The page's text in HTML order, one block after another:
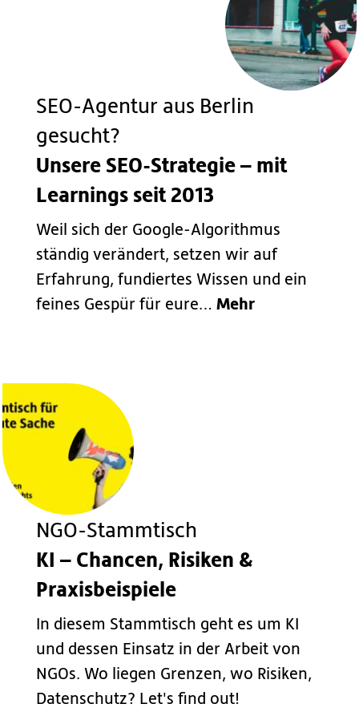
SEO-Agentur aus Berlin
gesucht?
Unsere SEO-Strategie – mit
Learnings seit 2013
Weil sich der Google-Algorithmus
ständig verändert, setzen wir auf
Erfahrung, fundiertes Wissen und ein
feines Gespür für eure… Mehr
NGO-Stammtisch
KI – Chancen, Risiken &
Praxisbeispiele
In diesem Stammtisch geht es um KI
und dessen Einsatz in der Arbeit von
NGOs. Wo liegen Grenzen, wo Risiken,
Datenschutz? Let's find out!